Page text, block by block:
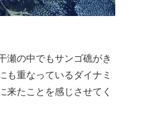
瀬の中でもサンゴ礁がき
も重なっているダイナミ
来たことを感じさせてく